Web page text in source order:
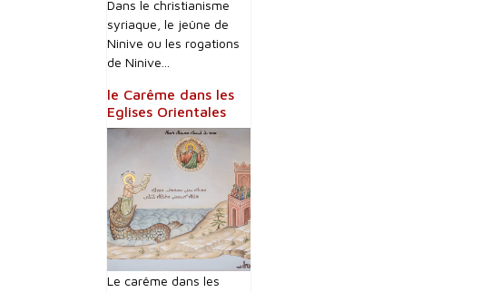
Dans le christianisme
syriaque, le jeûne de
Ninive ou les rogations
de Ninive...
le Carême dans les
Eglises Orientales
Le carême dans les